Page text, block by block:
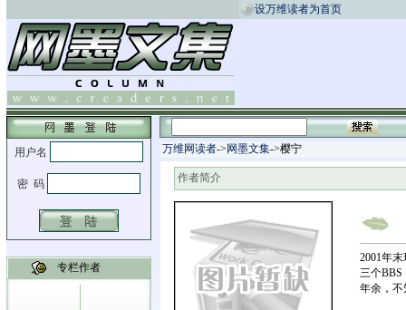
设万维读者为首页
专栏作者
万维网读者-> 网墨文集->樱宁
作者简介
2001年
三个BBS
年余，不